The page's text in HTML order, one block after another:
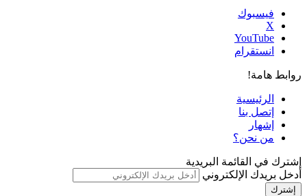
فيسبوك
‫X
‫YouTube
انستقرام
روابط هامة!
الرئيسية
إتصل بنا
إشهار
من نحن؟
إشترك في القائمة البريدية
أدخل بريدك الإلكتروني